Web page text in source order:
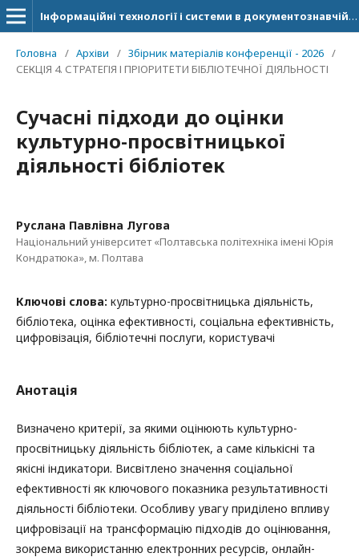
Інформаційні технології і системи в документознавчій сфері
Головна / Архіви / Збірник матеріалів конференції - 2026 /
СЕКЦІЯ 4. СТРАТЕГІЯ І ПРІОРИТЕТИ БІБЛІОТЕЧНОЇ ДІЯЛЬНОСТІ
Сучасні підходи до оцінки
культурно-просвітницької
діяльності бібліотек
Руслана Павлівна Лугова
Національний університет «Полтавська політехніка імені Юрія
Кондратюка», м. Полтава
Ключові слова: культурно-просвітницька діяльність,
бібліотека, оцінка ефективності, соціальна ефективність,
цифровізація, бібліотечні послуги, користувачі
Анотація
Визначено критерії, за якими оцінюють культурно-
просвітницьку діяльність бібліотек, а саме кількісні та
якісні індикатори. Висвітлено значення соціальної
ефективності як ключового показника результативності
діяльності бібліотеки. Особливу увагу приділено впливу
цифровізації на трансформацію підходів до оцінювання,
зокрема використанню електронних ресурсів, онлайн-